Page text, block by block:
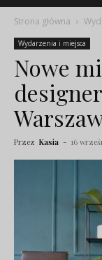
Strona główna
Wydarzenia i miejsca
Nowe
Przez Kasia - 16